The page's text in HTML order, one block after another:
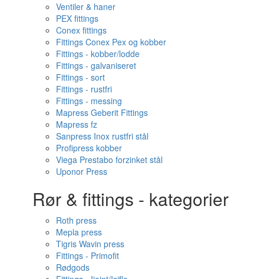
Ventiler & haner
PEX fittings
Conex fittings
Fittings Conex Pex og kobber
Fittings - kobber/lodde
Fittings - galvaniseret
Fittings - sort
Fittings - rustfri
Fittings - messing
Mapress Geberit Fittings
Mapress fz
Sanpress Inox rustfri stål
Profipress kobber
Viega Prestabo forzinket stål
Uponor Press
Rør & fittings - kategorier
Roth press
Mepla press
Tigris Wavin press
Fittings - Primofit
Rødgods